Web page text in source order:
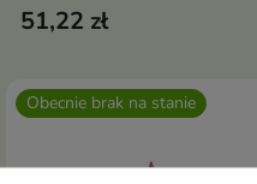
ponadczasowej kolorystyce
51,22 zł
Obecnie brak na stanie